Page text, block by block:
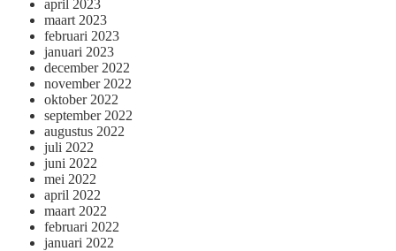
april 2023
maart 2023
februari 2023
januari 2023
december 2022
november 2022
oktober 2022
september 2022
augustus 2022
juli 2022
juni 2022
mei 2022
april 2022
maart 2022
februari 2022
januari 2022